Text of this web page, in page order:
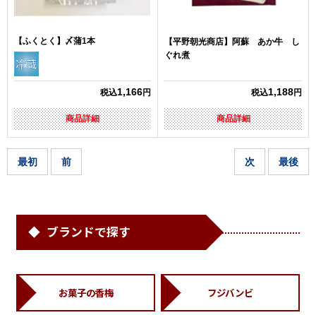
【ふくとく】〆蒲1本
税込1,166円
商品詳細
【平野朝光商店】阿蘇 あか牛 し
ぐれ煮
税込1,188円
商品詳細
最初 前 次 最後
ブランドで探す
お菓子の香梅 フジバンビ